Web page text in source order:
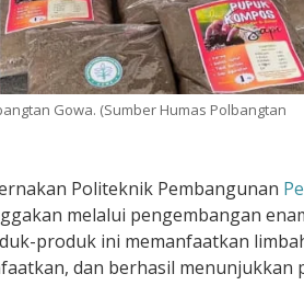
Gowa. (Sumber Humas Polbangtan
Politeknik Pembangunan
melalui pengembangan
produk ini memanfaatkan
dan berhasil menunjukkan